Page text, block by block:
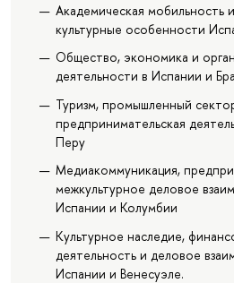
Академическая мобильность
культурные особенности
Общество, экономика и
деятельности в Испании и
Туризм, промышленный
предпринимательская
Перу
Медиакоммуникация,
межкультурное деловое
Испании и Колумбии
Культурное наследие,
деятельность и деловое
Испании и Венесуэле.